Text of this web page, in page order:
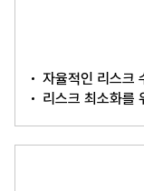
자율적인 리스크
리스크 최소화를